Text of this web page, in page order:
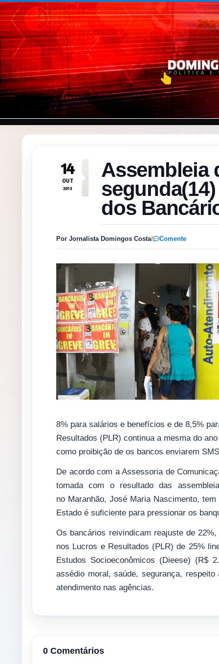
Pular para o conteúdo
14
OUT
2013
Assembleia
dos
Por Jornalista Domingos Costa/ Comente
8% para salários e benefícios e de 8,5%
Resultados (PLR) continua a mesma do
como proibição de os bancos enviarem
De acordo com a Assessoria de
tomada com o resultado das
no Maranhão, José Maria Nascimento,
Estado é suficiente para pressionar os
Os bancários reivindicam reajuste de
nos Lucros e Resultados (PLR) de 25%
Estudos Socioeconômicos (Dieese) (R$
assédio moral, saúde, segurança,
atendimento nas agências.
0 Comentários